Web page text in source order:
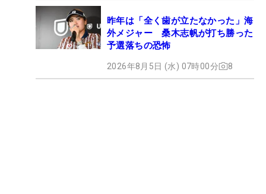
昨年は「全く歯が立たなかった」海
外メジャー 桑木志帆が打ち勝った
予選落ちの恐怖
2026年8月5日 (水) 07時00分 8